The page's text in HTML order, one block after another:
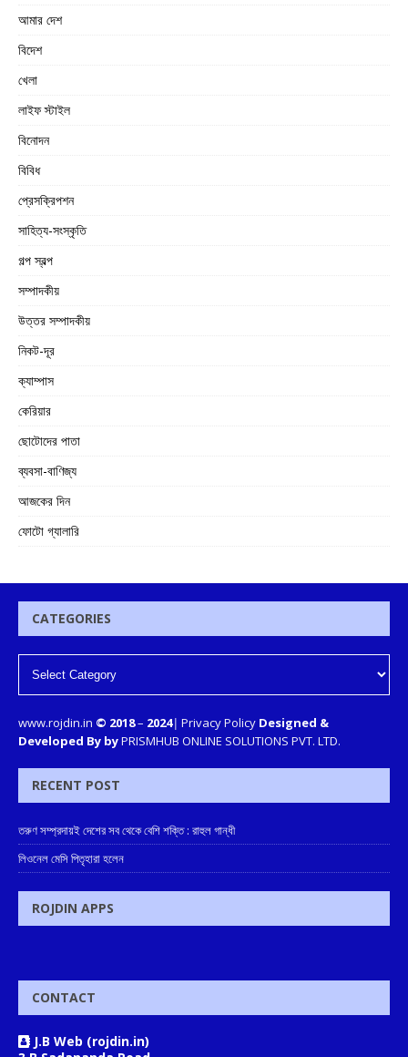
আমার দেশ
বিদেশ
খেলা
লাইফ স্টাইল
বিনোদন
বিবিধ
প্রেসক্রিপশন
সাহিত্য-সংস্কৃতি
গল্প স্বল্প
সম্পাদকীয়
উত্তর সম্পাদকীয়
নিকট-দূর
ক্যাম্পাস
কেরিয়ার
ছোটোদের পাতা
ব্যবসা-বাণিজ্য
আজকের দিন
ফোটো গ্যালারি
CATEGORIES
www.rojdin.in © 2018– 2024| Privacy Policy Designed &
Developed By byPRISMHUB ONLINE SOLUTIONS PVT. LTD.
RECENT POST
তরুণ সম্প্রদায়ই দেশের সব থেকে বেশি শক্তি : রাহুল গান্ধী
লিওনেল মেসি পিতৃহারা হলেন
ROJDIN APPS
CONTACT
J.B Web (rojdin.in)